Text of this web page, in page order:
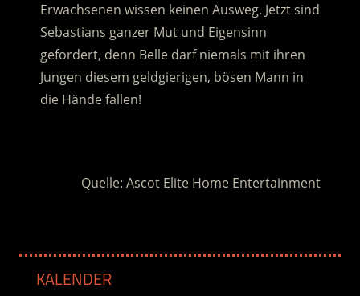
Erwachsenen wissen keinen Ausweg. Jetzt sind
Sebastians ganzer Mut und Eigensinn
gefordert, denn Belle darf niemals mit ihren
Jungen diesem geldgierigen, bösen Mann in
die Hände fallen!
Quelle: Ascot Elite Home Entertainment
KALENDER